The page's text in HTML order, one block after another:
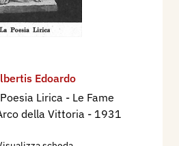
Edoardo
Lirica - Le Fame
della Vittoria - 1931